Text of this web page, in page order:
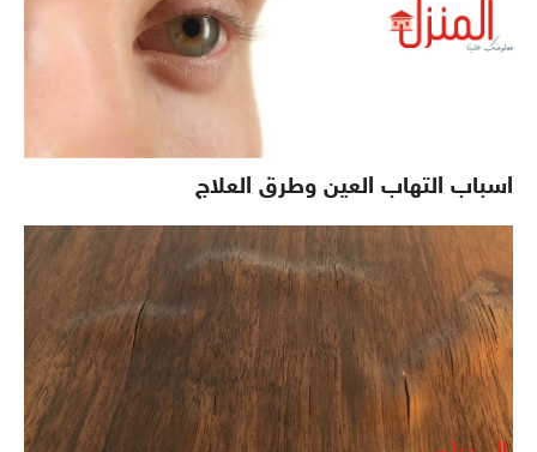
اسباب التهاب العين وطرق العلاج